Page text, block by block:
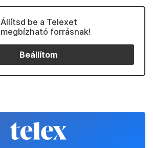
Állítsd be a Telexet
megbízható forrásnak!
Beállítom